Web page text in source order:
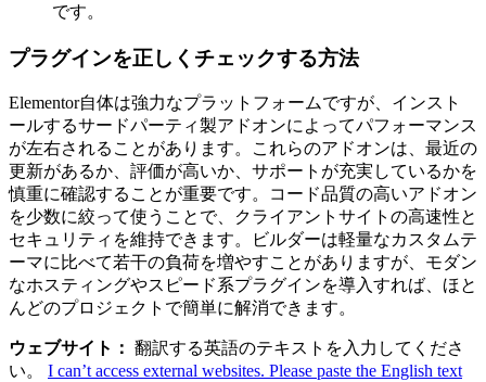
です。
プラグインを正しくチェックする方法
Elementor自体は強力なプラットフォームですが、インスト
ールするサードパーティ製アドオンによってパフォーマンス
が左右されることがあります。これらのアドオンは、最近の
更新があるか、評価が高いか、サポートが充実しているかを
慎重に確認することが重要です。コード品質の高いアドオン
を少数に絞って使うことで、クライアントサイトの高速性と
セキュリティを維持できます。ビルダーは軽量なカスタムテ
ーマに比べて若干の負荷を増やすことがありますが、モダン
なホスティングやスピード系プラグインを導入すれば、ほと
んどのプロジェクトで簡単に解消できます。
ウェブサイト： 翻訳する英語のテキストを入力してくださ
い。 I can’t access external websites. Please paste the English text